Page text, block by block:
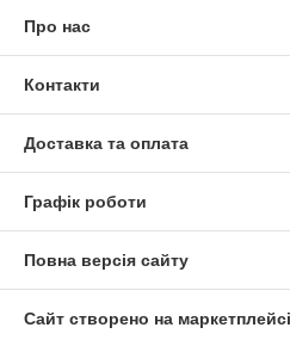
Про нас
Контакти
Доставка та оплата
Графік роботи
Повна версія сайту
Сайт створено на маркетплейсі